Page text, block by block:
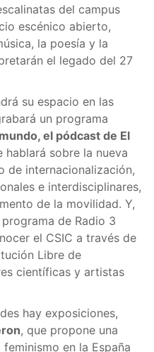
del campus
escénico abierto,
la poesía y la
el legado del 27
su espacio en las
un programa
el pódcast de El
hablará sobre la nueva
de internacionalización,
e interdisciplinares,
de la movilidad. Y,
de Radio 3
el CSIC a través de
Libre de
científicas y artistas
hay exposiciones,
, que propone una
en la España